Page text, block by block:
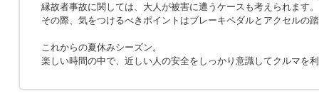
縁故者事故に関しては、大人が被害に遭うケースも考えられます。
その際、気をつけるべきポイントはブレーキペダルとアクセルの
これからの夏休みシーズン。
楽しい時間の中で、近しい人の安全をしっかり意識してクルマを